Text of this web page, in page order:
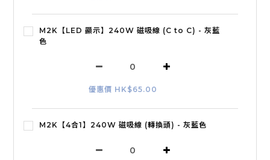
M2K【LED 顯示】240W 磁吸線 (C to C) - 灰藍
色
優惠價 HK$65.00
M2K【4合1】240W 磁吸線 (轉換頭) - 灰藍色